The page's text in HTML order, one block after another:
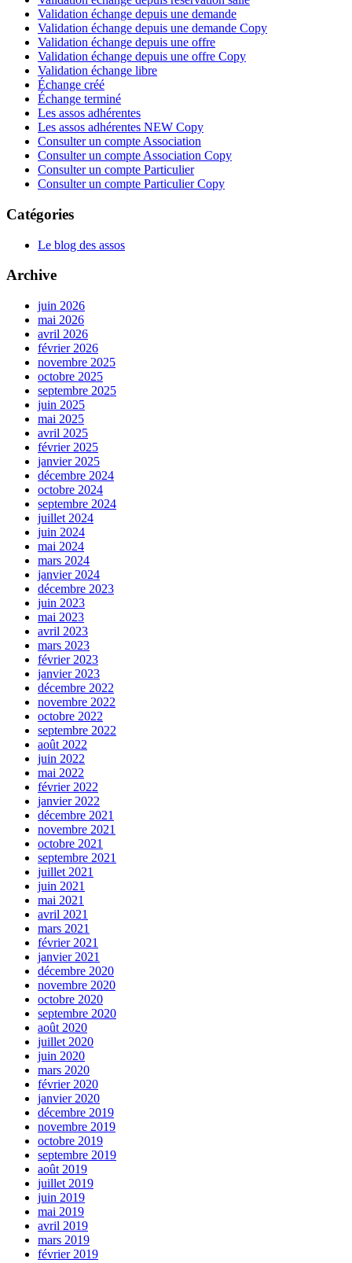
Validation échange depuis une demande
Validation échange depuis une demande Copy
Validation échange depuis une offre
Validation échange depuis une offre Copy
Validation échange libre
Échange créé
Échange terminé
Les assos adhérentes
Les assos adhérentes NEW Copy
Consulter un compte Association
Consulter un compte Association Copy
Consulter un compte Particulier
Consulter un compte Particulier Copy
Catégories
Le blog des assos
Archive
juin 2026
mai 2026
avril 2026
février 2026
novembre 2025
octobre 2025
septembre 2025
juin 2025
mai 2025
avril 2025
février 2025
janvier 2025
décembre 2024
octobre 2024
septembre 2024
juillet 2024
juin 2024
mai 2024
mars 2024
janvier 2024
décembre 2023
juin 2023
mai 2023
avril 2023
mars 2023
février 2023
janvier 2023
décembre 2022
novembre 2022
octobre 2022
septembre 2022
août 2022
juin 2022
mai 2022
février 2022
janvier 2022
décembre 2021
novembre 2021
octobre 2021
septembre 2021
juillet 2021
juin 2021
mai 2021
avril 2021
mars 2021
février 2021
janvier 2021
décembre 2020
novembre 2020
octobre 2020
septembre 2020
août 2020
juillet 2020
juin 2020
mars 2020
février 2020
janvier 2020
décembre 2019
novembre 2019
octobre 2019
septembre 2019
août 2019
juillet 2019
juin 2019
mai 2019
avril 2019
mars 2019
février 2019